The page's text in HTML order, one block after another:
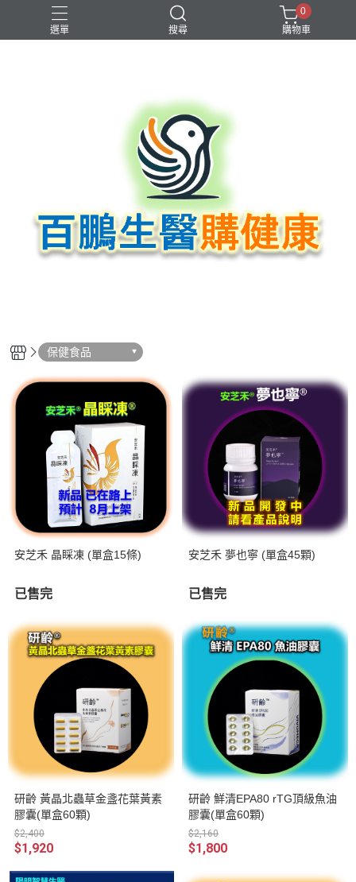
選單 搜尋
0
購物車
保健食品
安芝禾 晶睬凍 (單盒15條)
已售完
安芝禾 夢也寧 (單盒45顆)
已售完
研齡 黃晶北蟲草金盞花葉黃素
膠囊(單盒60顆)
$2,400
$1,920
研齡 鮮清EPA80 rTG頂級魚油
膠囊(單盒60顆)
$2,160
$1,800